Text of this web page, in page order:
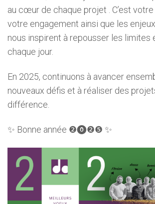
au cœur de chaque projet . C’est
votre engagement ainsi que les
nous inspirent à repousser les limites
chaque jour.
En 2025, continuons à avancer
nouveaux défis et à réaliser des
différence.
✨ Bonne année ❷⓿❷❺ ✨